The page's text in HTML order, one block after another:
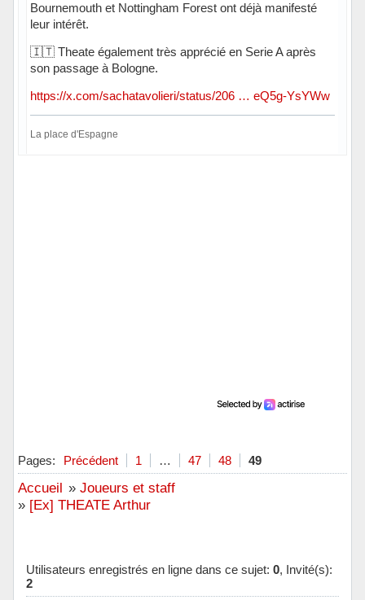
Bournemouth et Nottingham Forest ont déjà manifesté
leur intérêt.
🇮🇹 Theate également très apprécié en Serie A après
son passage à Bologne.
https://x.com/sachatavolieri/status/206 … eQ5g-YsYWw
La place d'Espagne
Pages: Précédent 1 … 47 48 49
Accueil » Joueurs et staff
» [Ex] THEATE Arthur
Utilisateurs enregistrés en ligne dans ce sujet: 0, Invité(s):
2